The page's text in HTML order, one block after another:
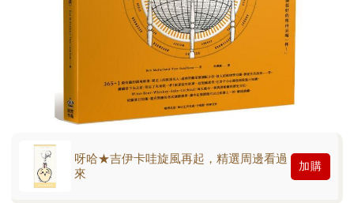
呀哈★吉伊卡哇旋風再起，精選周邊看過
來
加購